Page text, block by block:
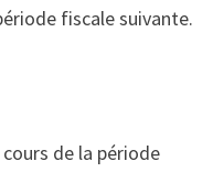
fiscale suivante.
de la période